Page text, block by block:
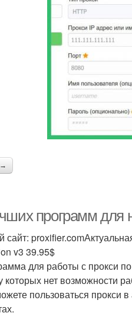
→
программ для
v3 39.95$
для работы с прокси
нет возможности
пользоваться